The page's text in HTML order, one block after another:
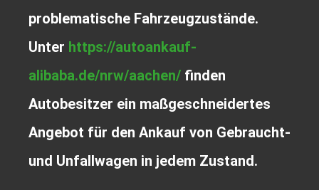
problematische Fahrzeugzustände.
Unter https://autoankauf-
alibaba.de/nrw/aachen/ finden
Autobesitzer ein maßgeschneidertes
Angebot für den Ankauf von Gebraucht-
und Unfallwagen in jedem Zustand.